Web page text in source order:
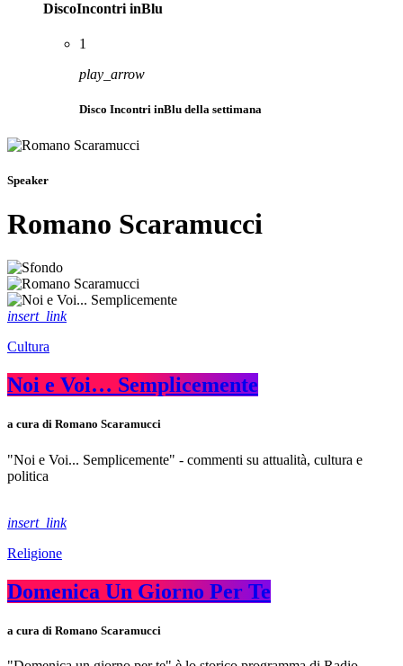
DiscoIncontri inBlu
1
play_arrow
Disco Incontri inBlu della settimana
Speaker
Romano Scaramucci
insert_link
Cultura
Noi e Voi… Semplicemente
a cura di Romano Scaramucci
"Noi e Voi... Semplicemente" - commenti su attualità, cultura e
politica
insert_link
Religione
Domenica Un Giorno Per Te
a cura di Romano Scaramucci